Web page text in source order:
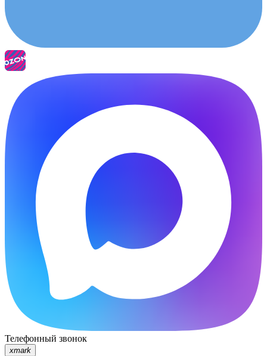
Телефонный звонок
xmark